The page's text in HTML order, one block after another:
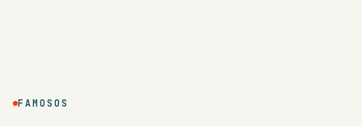
FAMOSOS